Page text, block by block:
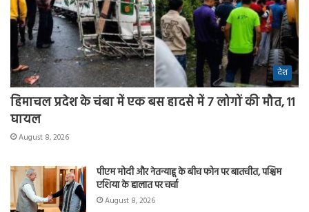
देश
हिमाचल प्रदेश के चंबा में एक बस हादसे में 7 लोगों की मौत, 11
घायल
August 8, 2026
पीएम मोदी और नेतन्याहू के बीच फोन पर बातचीत, पश्चिम
एशिया के हालात पर चर्चा
August 8, 2026